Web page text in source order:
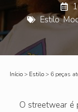
Estilo,
Início> Estilo> 6 peças
O streetwear é